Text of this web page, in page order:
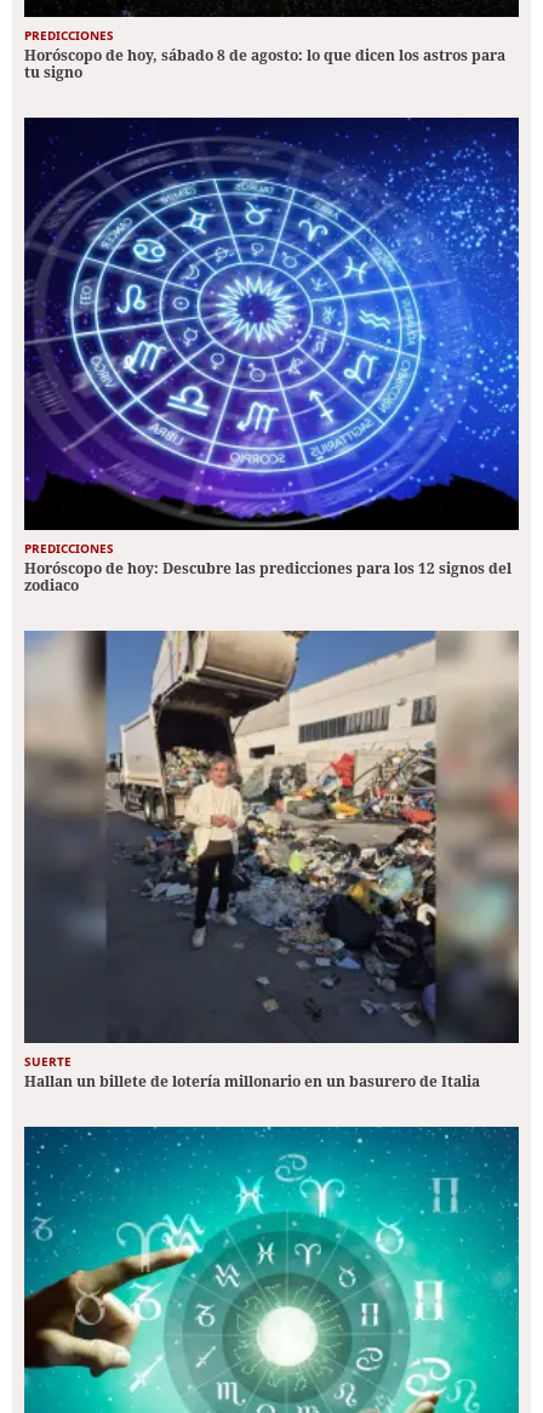
PREDICCIONES
Horóscopo de hoy, sábado 8 de agosto: lo que dicen los astros para
tu signo
PREDICCIONES
Horóscopo de hoy: Descubre las predicciones para los 12 signos del
zodiaco
SUERTE
Hallan un billete de lotería millonario en un basurero de Italia